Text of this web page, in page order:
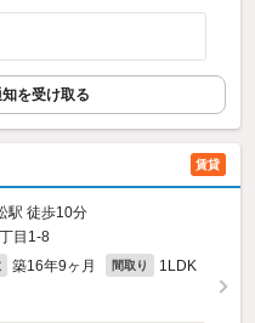
を受け取る
賃貸
駅 徒歩10分
目1-8
築16年9ヶ月 間取り 1LDK